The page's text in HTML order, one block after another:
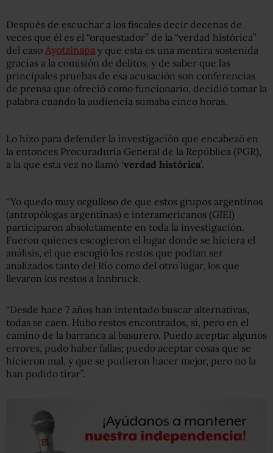
Después de escuchar a los fiscales decir decenas de
veces que él es el “orquestador” de la “verdad histórica”
del caso Ayotzinapay que esta es una mentira sostenida
gracias a la comisión de delitos, y de saber que las
principales pruebas de esa acusación son conferencias
de prensa que ofreció como funcionario, decidió tomar la
palabra cuando la audiencia sumaba cinco horas.
Lo hizo para defender la investigación que encabezó en
la entonces Procuraduría General de la República (PGR),
a la que esta vez no llamó ‘verdad histórica’.
“Yo quedo muy orgulloso de que estos grupos argentinos
(antropólogas argentinas) e interamericanos (GIEI)
participaron absolutamente en toda la investigación.
Fueron quienes escogieron el lugar donde se hiciera el
análisis, el que escogió los restos que podían ser
analizados tanto del Río como del otro lugar, los que
llevaron los restos a Innbruck.
“Desde hace 7 años han intentado buscar alternativas,
todas se caen. Hubo restos encontrados, sí, pero en el
camino de la barranca al basurero. Puedo aceptar algunos
errores, pudo haber fallas; puedo aceptar cosas que se
hicieron mal, y que se pudieron hacer mejor, pero no la
han podido tirar”.